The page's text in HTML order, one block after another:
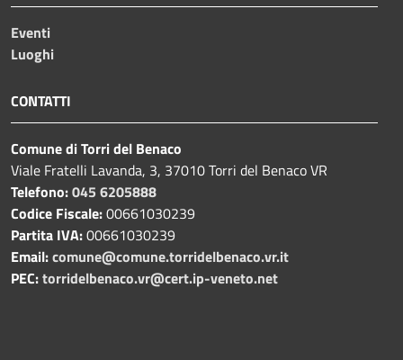
Eventi
Luoghi
CONTATTI
Comune di Torri del Benaco
Viale Fratelli Lavanda, 3, 37010 Torri del Benaco VR
Telefono:045 6205888
Codice Fiscale:00661030239
Partita IVA:00661030239
Email:comune@comune.torridelbenaco.vr.it
PEC:torridelbenaco.vr@cert.ip-veneto.net